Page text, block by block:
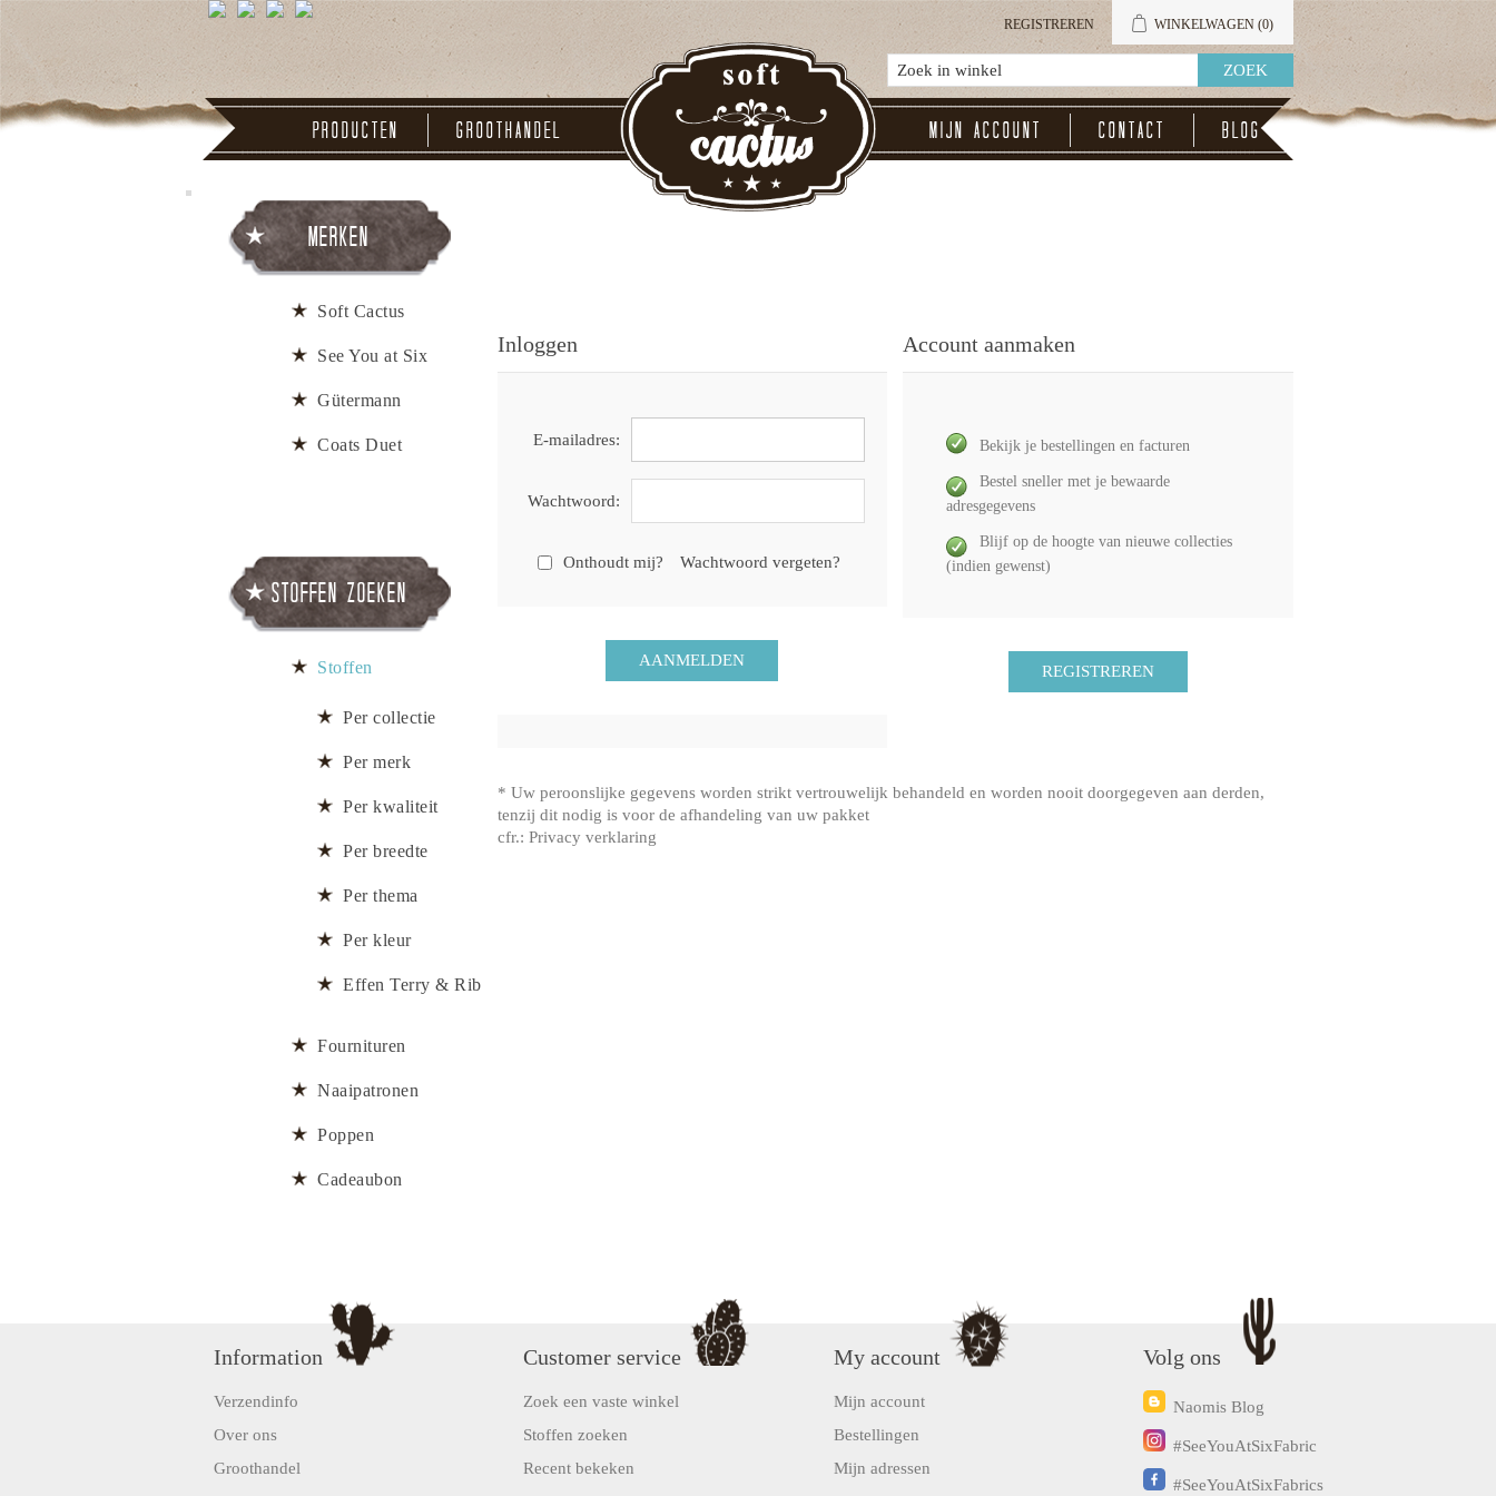
REGISTREREN WINKELWAGEN (0)
Producten Groothandel Mijn account Contact Blog
Inloggen
E-mailadres:
Wachtwoord:
Onthoudt mij? Wachtwoord vergeten?
Account aanmaken
Bekijk je bestellingen en facturen
Bestel sneller met je bewaarde
adresgegevens
Blijf op de hoogte van nieuwe collecties
(indien gewenst)
* Uw peroonslijke gegevens worden strikt vertrouwelijk behandeld en worden nooit doorgegeven aan derden,
tenzij dit nodig is voor de afhandeling van uw pakket
cfr.: Privacy verklaring
Merken
Soft Cactus
See You at Six
Gütermann
Coats Duet
Stoffen zoeken
Stoffen
Per collectie
Per merk
Per kwaliteit
Per breedte
Per thema
Per kleur
Effen Terry & Rib
Fournituren
Naaipatronen
Poppen
Cadeaubon
Information
Verzendinfo
Over ons
Groothandel
Customer service
Zoek een vaste winkel
Stoffen zoeken
Recent bekeken
My account
Mijn account
Bestellingen
Mijn adressen
Volg ons
Naomis Blog
#SeeYouAtSixFabric
#SeeYouAtSixFabrics